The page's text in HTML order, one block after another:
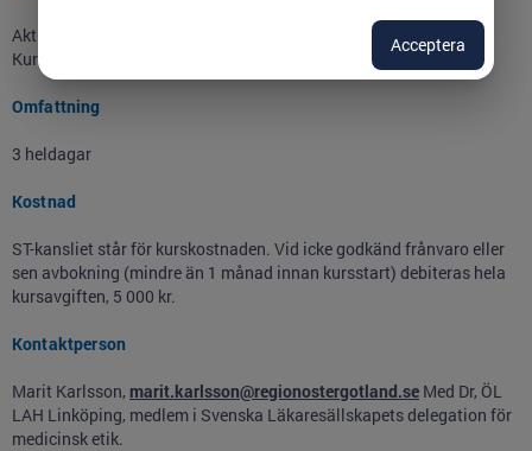
Aktivt deltagande i alla kursmoment krävs för godkänd kurs.
Kursintyg erhålls efter avslutat kurs.
Omfattning
3 heldagar
Kostnad
ST-kansliet står för kurskostnaden. Vid icke godkänd frånvaro eller
sen avbokning (mindre än 1 månad innan kursstart) debiteras hela
kursavgiften, 5 000 kr.
Kontaktperson
Marit Karlsson, marit.karlsson@regionostergotland.se Med Dr, ÖL
LAH Linköping, medlem i Svenska Läkaresällskapets delegation för
medicinsk etik.
Acceptera